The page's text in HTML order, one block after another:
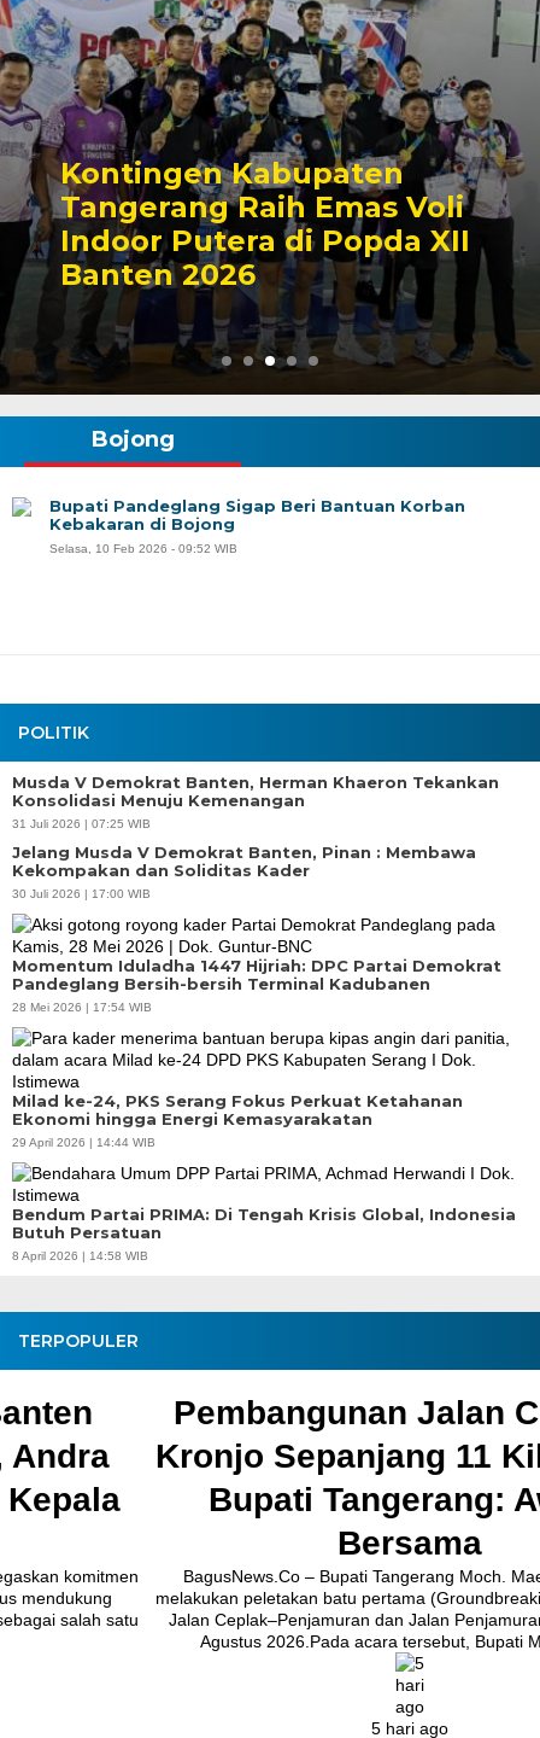
Kontingen Kabupaten
Tangerang Raih Emas Voli
Indoor Putera di Popda XII
Banten 2026
POLITIK
Musda V Demokrat Banten, Herman Khaeron Tekankan
Konsolidasi Menuju Kemenangan
31 Juli 2026 | 07:25 WIB
Jelang Musda V Demokrat Banten, Pinan : Membawa
Kekompakan dan Soliditas Kader
30 Juli 2026 | 17:00 WIB
Momentum Iduladha 1447 Hijriah: DPC Partai Demokrat
Pandeglang Bersih-bersih Terminal Kadubanen
28 Mei 2026 | 17:54 WIB
Milad ke-24, PKS Serang Fokus Perkuat Ketahanan
Ekonomi hingga Energi Kemasyarakatan
29 April 2026 | 14:44 WIB
Bendum Partai PRIMA: Di Tengah Krisis Global, Indonesia
Butuh Persatuan
8 April 2026 | 14:58 WIB
TERPOPULER
Pembangunan Jalan Ceplak–
Kronjo Sepanjang 11 Kilometer,
Bupati Tangerang: Awasi
Bersama
BagusNews.Co – Bupati Tangerang Moch. Maesyal Rasyid,
melakukan peletakan batu pertama (Groundbreaking) rekonstruksi
Jalan Ceplak–Penjamuran dan Jalan Penjamuran–Kronjo, awal
Agustus 2026.Pada acara tersebut, Bupati Maesyal [...]
Bojong
Bupati Pandeglang Sigap Beri Bantuan Korban
Kebakaran di Bojong
Selasa, 10 Feb 2026 - 09:52 WIB